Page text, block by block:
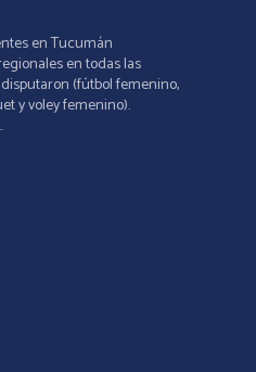
en Tucumán
en todas las
(fútbol femenino,
y voley femenino).